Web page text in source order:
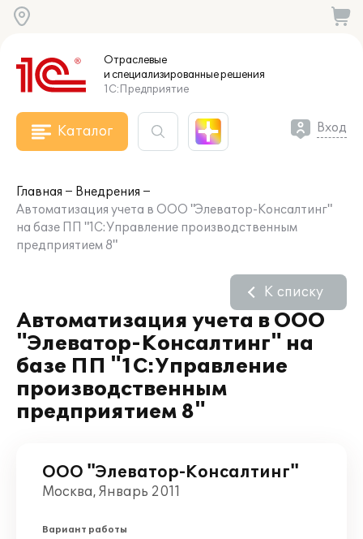
Отраслевые
и специализированныерешения
1С:Предприятие
Каталог Вход
Главная
Внедрения
Автоматизация учета в ООО "Элеватор-Консалтинг"
на базе ПП "1С:Управление производственным
предприятием 8"
Автоматизация учета в ООО
"Элеватор-Консалтинг" на
базе ПП "1С:Управление
производственным
предприятием 8"
К списку
ООО "Элеватор-Консалтинг"
Москва, Январь 2011
Вариант работы